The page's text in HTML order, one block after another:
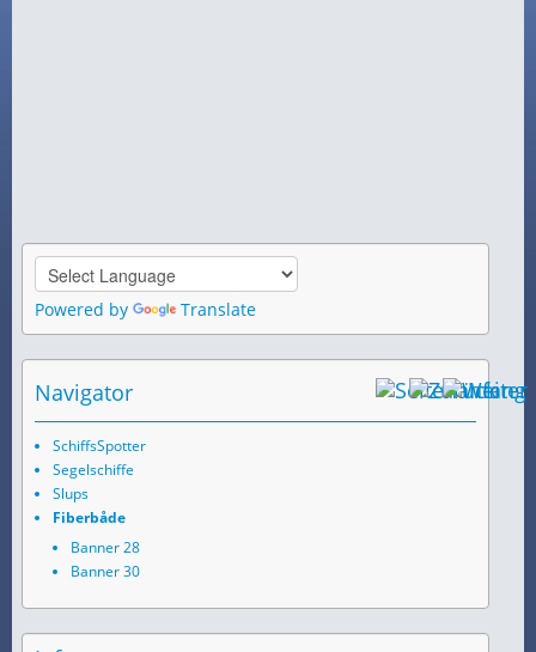
Powered by Translate
Navigator
SchiffsSpotter
Segelschiffe
Slups
Fiberbåde
Banner 28
Banner 30